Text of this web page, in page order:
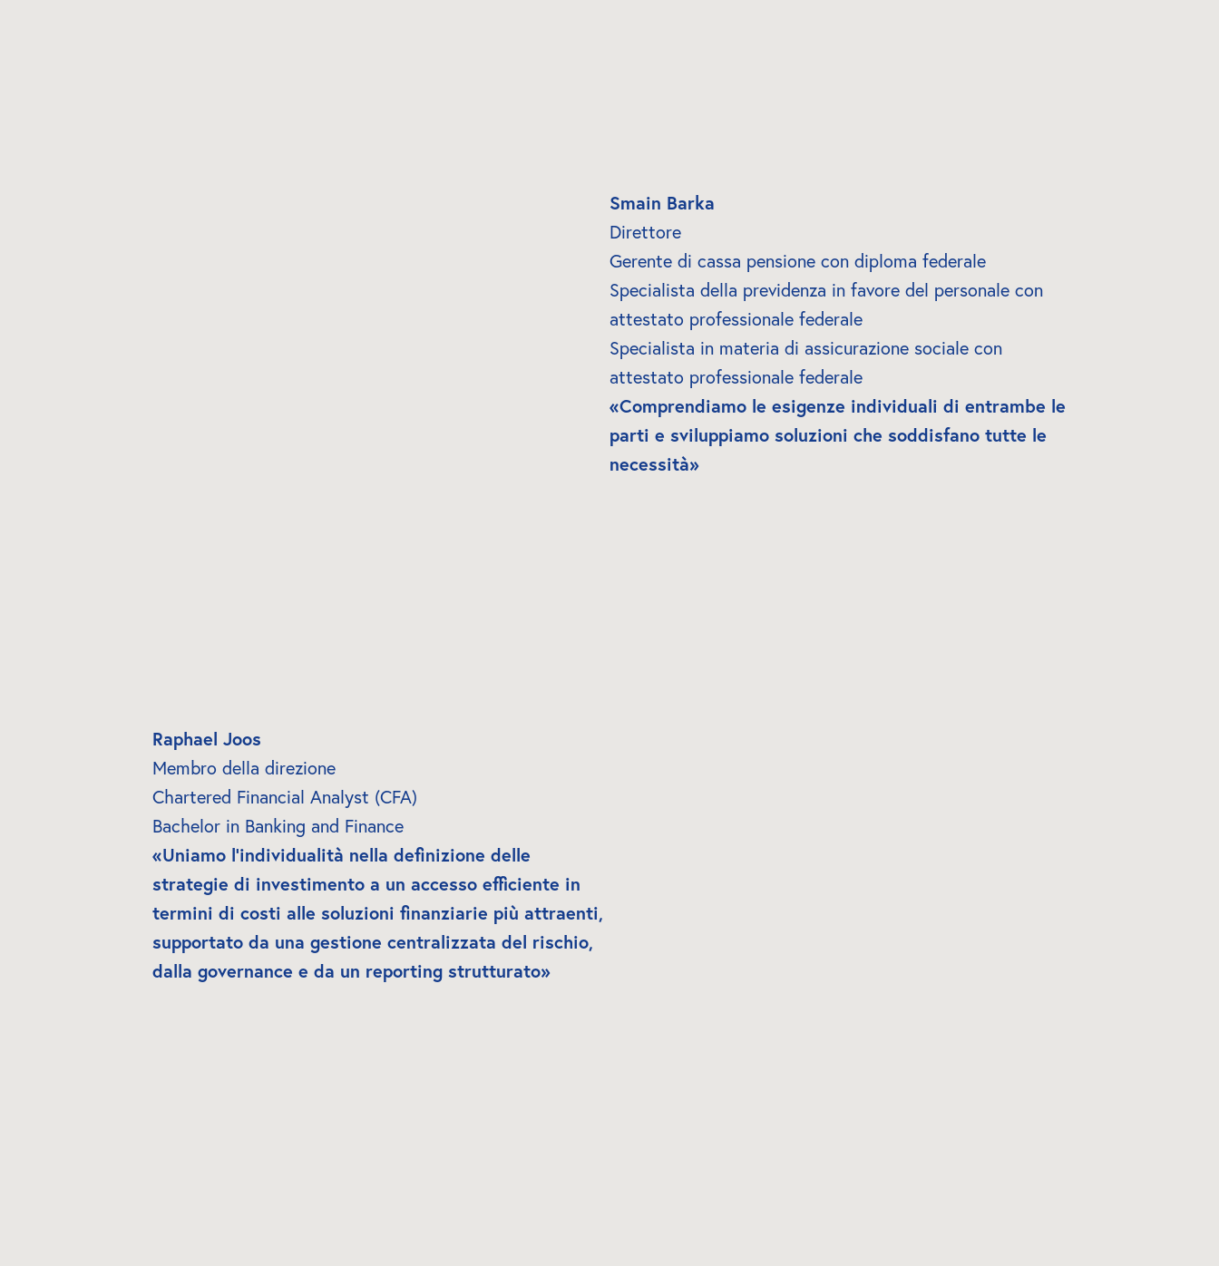
Smain Barka
Direttore
Gerente di cassa pensione con diploma federale
Specialista della previdenza in favore del personale con
attestato professionale federale
Specialista in materia di assicurazione sociale con
attestato professionale federale
«Comprendiamo le esigenze individuali di entrambe le
parti e sviluppiamo soluzioni che soddisfano tutte le
necessità»
Raphael Joos
Membro della direzione
Chartered Financial Analyst (CFA)
Bachelor in Banking and Finance
«Uniamo l’individualità nella definizione delle
strategie di investimento a un accesso efficiente in
termini di costi alle soluzioni finanziarie più attraenti,
supportato da una gestione centralizzata del rischio,
dalla governance e da un reporting strutturato»